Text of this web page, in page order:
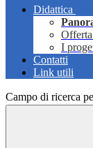
Didattica
I
Contatti
Link utili
Campo di ricerca